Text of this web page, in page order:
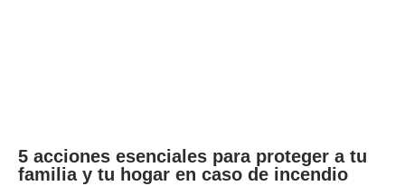
5 acciones esenciales para proteger a tu
familia y tu hogar en caso de incendio